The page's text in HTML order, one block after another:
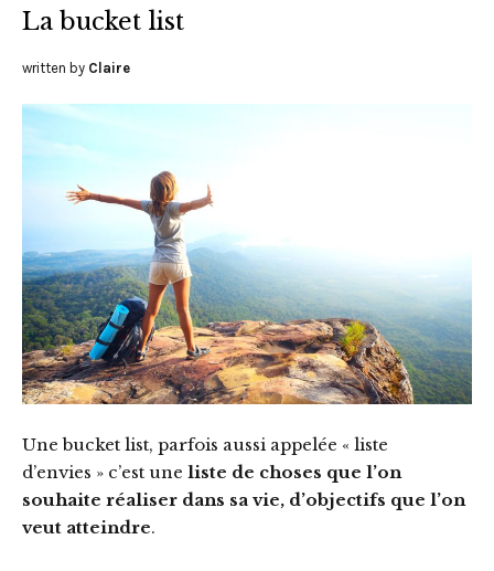
La bucket list
written by Claire
Une bucket list, parfois aussi appelée « liste
d’envies » c’est une liste de choses que l’on
souhaite réaliser dans sa vie, d’objectifs que l’on
veut atteindre.